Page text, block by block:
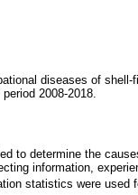
diseases of
2008-2018.
to determine the
information,
statistics were used